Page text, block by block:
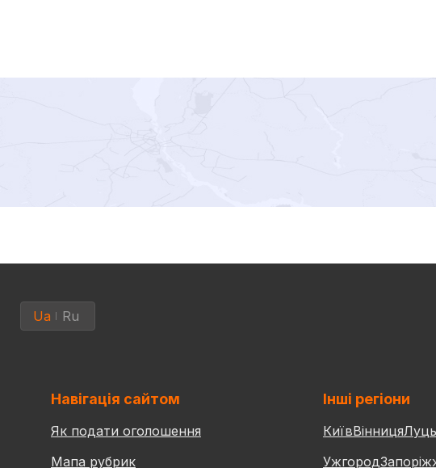
Ua Ru
Навігація сайтом
Як подати оголошення
Мапа рубрик
Інші регіони
КиївВінниця
Ужгород